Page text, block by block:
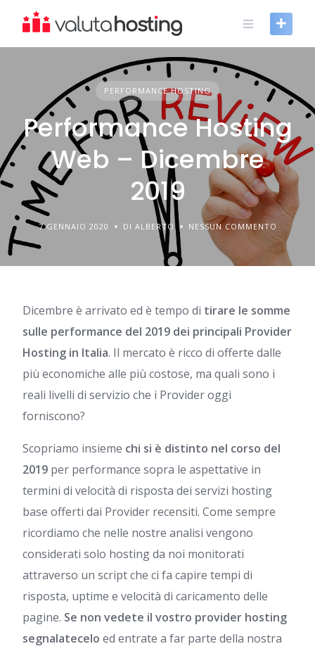
PERFORMANCE HOSTING
Performance Hosting
Web – Dicembre
2019
7 GENNAIO 2020 DI ALBERTO NESSUN COMMENTO
Dicembre è arrivato ed è tempo di tirare le somme
sulle performance del 2019 dei principali Provider
Hosting in Italia. Il mercato è ricco di offerte dalle
più economiche alle più costose, ma quali sono i
reali livelli di servizio che i Provider oggi
forniscono?
Scopriamo insieme chi si è distinto nel corso del
2019 per performance sopra le aspettative in
termini di velocità di risposta dei servizi hosting
base offerti dai Provider recensiti. Come sempre
ricordiamo che nelle nostre analisi vengono
considerati solo hosting da noi monitorati
attraverso un script che ci fa capire tempi di
risposta, uptime e velocità di caricamento delle
pagine. Se non vedete il vostro provider hosting
segnalatecelo ed entrate a far parte della nostra